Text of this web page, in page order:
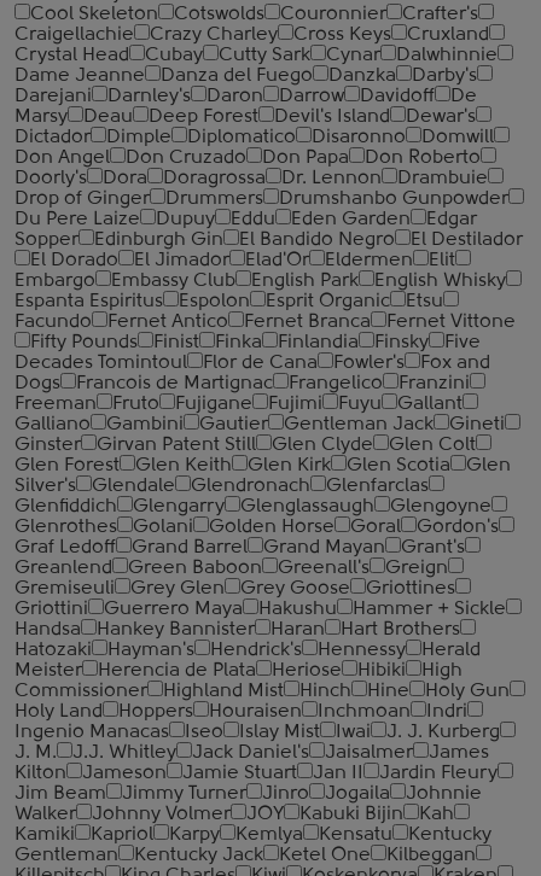
Cool Skeleton
Cotswolds Couronnier
Crafter's
Craigellachie
Crazy Charley Cross Keys
Cruxland
Crystal Head
Cubay Cutty Sark Cynar
Dalwhinnie
Dame Jeanne
Danza del Fuego Danzka
Darby's
Darejani
Darnley's Daron Darrow Davidoff
De
Marsy
Deau Deep Forest Devil's Island
Dewar's
Dictador
Dimple Diplomatico Disaronno
Domwill
Don Angel
Don Cruzado Don Papa
Don Roberto
Doorly's
Dora Doragrossa Dr. Lennon
Drambuie
Drop of Ginger
Drummers
Drumshanbo Gunpowder
Du Pere Laize
Dupuy Eddu Eden Garden
Edgar
Sopper
Edinburgh Gin El Bandido Negro
El Destilador
El Dorado
El Jimador Elad'Or Eldermen
Elit
Embargo
Embassy Club English Park
English Whisky
Espanta Espiritus
Espolon Esprit Organic
Etsu
Facundo
Fernet Antico Fernet Branca
Fernet Vittone
Fifty Pounds
Finist Finka Finlandia Finsky
Five
Decades Tomintoul
Flor de Cana Fowler's
Fox and
Dogs
Francois de Martignac Frangelico
Franzini
Freeman
Fruto Fujigane Fujimi Fuyu
Gallant
Galliano
Gambini Gautier Gentleman Jack
Gineti
Ginster
Girvan Patent Still Glen Clyde
Glen Colt
Glen Forest
Glen Keith Glen Kirk Glen Scotia
Glen
Silver's
Glendale Glendronach
Glenfarclas
Glenfiddich
Glengarry Glenglassaugh
Glengoyne
Glenrothes
Golani Golden Horse Goral
Gordon's
Graf Ledoff
Grand Barrel Grand Mayan
Grant's
Greanlend
Green Baboon Greenall's
Greign
Gremiseuli
Grey Glen Grey Goose
Griottines
Griottini
Guerrero Maya Hakushu
Hammer + Sickle
Handsa
Hankey Bannister Haran
Hart Brothers
Hatozaki
Hayman's Hendrick's Hennessy
Herald
Meister
Herencia de Plata Heriose Hibiki
High
Commissioner
Highland Mist Hinch Hine
Holy Gun
Holy Land
Hoppers Houraisen Inchmoan
Indri
Ingenio Manacas
Iseo Islay Mist Iwai
J. J. Kurberg
J. M.
J.J. Whitley Jack Daniel's Jaisalmer
James
Kilton
Jameson Jamie Stuart Jan II
Jardin Fleury
Jim Beam
Jimmy Turner Jinro Jogaila
Johnnie
Walker
Johnny Volmer JOY Kabuki Bijin
Kah
Kamiki
Kapriol Karpy Kemlya Kensatu
Kentucky
Gentleman
Kentucky Jack Ketel One
Kilbeggan